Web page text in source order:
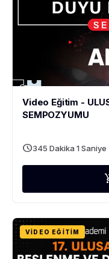
Video Eğitim -
SEMPOZYUMU
schedule345 Dakika 1 Saniye
VIDEO EĞITIM